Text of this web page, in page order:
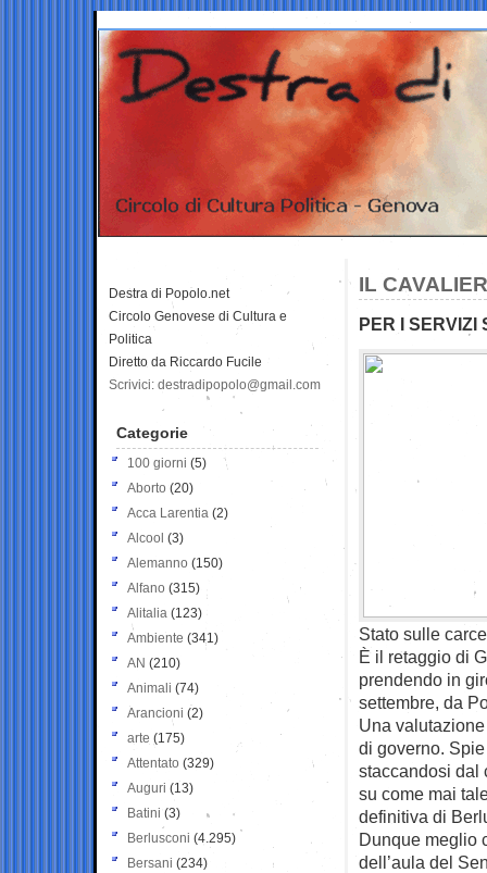
IL
PER I SERVIZI
Stato sulle
È il retaggio di
prendendo in
settembre, da
Una
di governo.
staccandosi dal
su come mai
definitiva di
Dunque meglio
dell’aula del
Destra di Popolo.net
Circolo Genovese di Cultura e
Politica
Diretto da Riccardo Fucile
Scrivici: destradipopolo@gmail.com
Categorie
100 giorni (5)
Aborto (20)
Acca Larentia (2)
Alcool (3)
Alemanno (150)
Alfano (315)
Alitalia (123)
Ambiente (341)
AN (210)
Animali (74)
Arancioni (2)
arte (175)
Attentato (329)
Auguri (13)
Batini (3)
Berlusconi (4.295)
Bersani (234)